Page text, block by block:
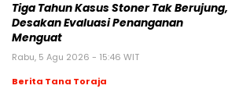
Tiga Tahun Kasus Stoner Tak Berujung,
Desakan Evaluasi Penanganan
Menguat
Rabu, 5 Agu 2026 - 15:46 WIT
Berita Tana Toraja